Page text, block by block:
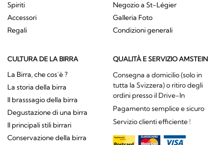
Spiriti
Accessori
Regali
Negozio a St-Légier
Galleria Foto
Condizioni generali
CULTURA DE LA BIRRA
La Birra, che cos’è ?
La storia della birra
Il brasssagio della birra
Degustazione di una birra
Il principali stili birrari
Conservazione della birra
QUALITÀ E SERVIZIO AMSTEIN
Consegna a domicilio (solo in
tutta la Svizzera) o ritiro degli
ordini presso il Drive-In
Pagamento semplice e sicuro
Servizio clienti efficiente !